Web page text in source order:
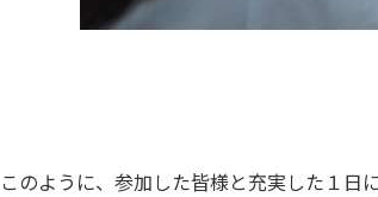
このように、参加した皆様と充実した１日